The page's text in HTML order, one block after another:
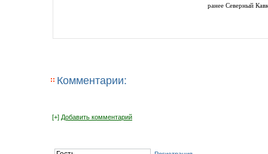
ранее Северный
Комментарии:
[+] Добавить комментарий